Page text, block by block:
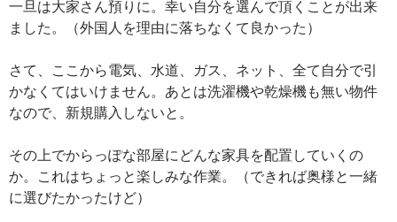
一旦は大家さん預りに。幸い自分を選んで頂くことが出来
ました。（外国人を理由に落ちなくて良かった）
さて、ここから電気、水道、ガス、ネット、全て自分で引
かなくてはいけません。あとは洗濯機や乾燥機も無い物件
なので、新規購入しないと。
その上でからっぽな部屋にどんな家具を配置していくの
か。これはちょっと楽しみな作業。（できれば奥様と一緒
に選びたかったけど）